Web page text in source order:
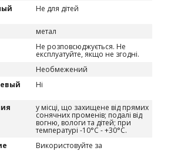
Не для дітей
метал
Не розповсюджується. Не
експлуатуйте, якщо не згодні.
Необмежений
Ні
у місці, що захищене від прямих
сонячних променів; подалі від
вогню, вологи та дітей; при
температурі -10°C - +30°C.
Використовуйте за